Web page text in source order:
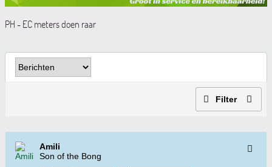
PH - EC meters doen raar
Filter
Amili
Son of the Bong